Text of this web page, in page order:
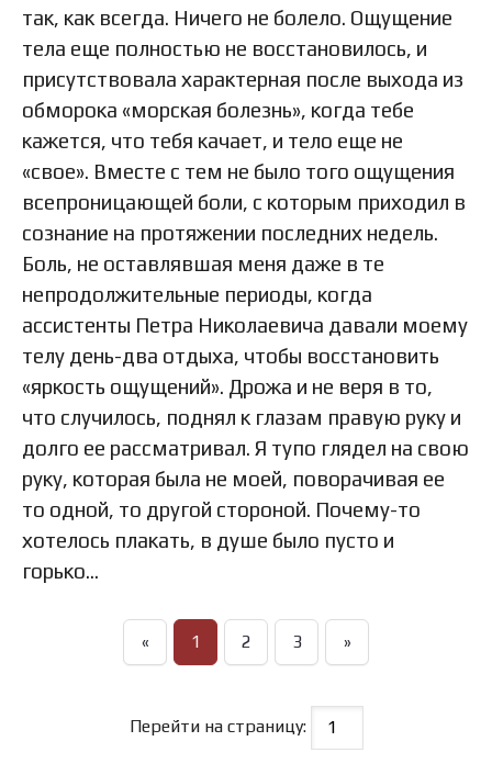
так, как всегда. Ничего не болело. Ощущение
тела еще полностью не восстановилось, и
присутствовала характерная после выхода из
обморока «морская болезнь», когда тебе
кажется, что тебя качает, и тело еще не
«свое». Вместе с тем не было того ощущения
всепроницающей боли, с которым приходил в
сознание на протяжении последних недель.
Боль, не оставлявшая меня даже в те
непродолжительные периоды, когда
ассистенты Петра Николаевича давали моему
телу день-два отдыха, чтобы восстановить
«яркость ощущений». Дрожа и не веря в то,
что случилось, поднял к глазам правую руку и
долго ее рассматривал. Я тупо глядел на свою
руку, которая была не моей, поворачивая ее
то одной, то другой стороной. Почему-то
хотелось плакать, в душе было пусто и
горько…
« 1 2 3 »
Перейти на страницу: